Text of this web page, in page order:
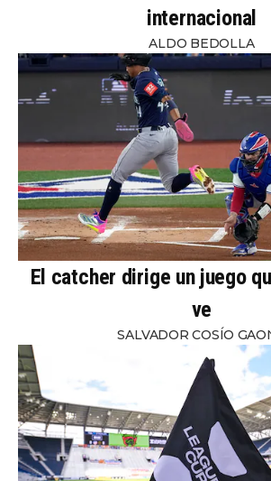
internacional
ALDO BEDOLLA
El catcher dirige un juego
ve
SALVADOR COSÍO